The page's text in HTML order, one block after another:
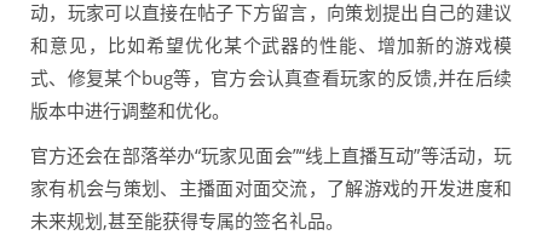
动，玩家可以直接在帖子下方留言，向策划提出自己的建议
和意见，比如希望优化某个武器的性能、增加新的游戏模
式、修复某个bug等，官方会认真查看玩家的反馈,并在后续
版本中进行调整和优化。
官方还会在部落举办“玩家见面会”“线上直播互动”等活动，玩
家有机会与策划、主播面对面交流，了解游戏的开发进度和
未来规划,甚至能获得专属的签名礼品。